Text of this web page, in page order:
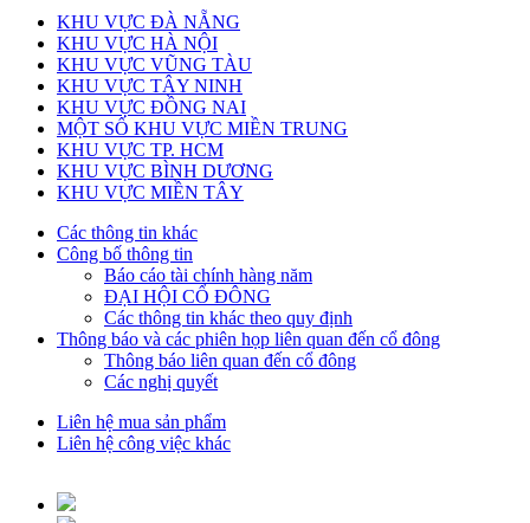
KHU VỰC ĐÀ NẴNG
KHU VỰC HÀ NỘI
KHU VỰC VŨNG TÀU
KHU VỰC TÂY NINH
KHU VỰC ĐỒNG NAI
MỘT SỐ KHU VỰC MIỀN TRUNG
KHU VỰC TP. HCM
KHU VỰC BÌNH DƯƠNG
KHU VỰC MIỀN TÂY
Các thông tin khác
Công bố thông tin
Báo cáo tài chính hàng năm
ĐẠI HỘI CỔ ĐÔNG
Các thông tin khác theo quy định
Thông báo và các phiên họp liên quan đến cổ đông
Thông báo liên quan đến cổ đông
Các nghị quyết
Liên hệ mua sản phẩm
Liên hệ công việc khác